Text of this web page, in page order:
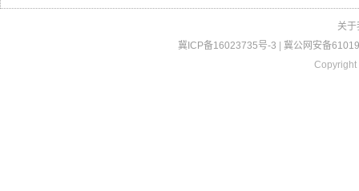
关于
冀ICP备16023735号-3
冀公网安备